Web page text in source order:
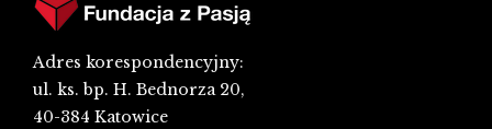
Adres korespondencyjny:
ul. ks. bp. H. Bednorza 20,
40-384 Katowice